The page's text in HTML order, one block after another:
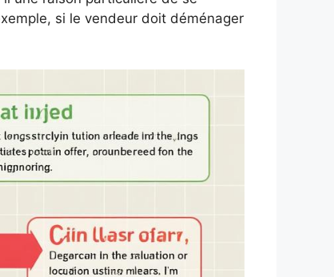
si le vendeur doit déménager